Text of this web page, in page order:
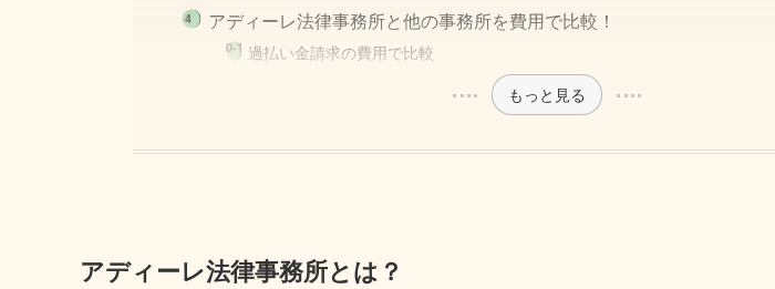
アディーレ法律事務所と他の事務所を費用で比較！
過払い金請求の費用で比較
もっと見る
アディーレ法律事務所とは？